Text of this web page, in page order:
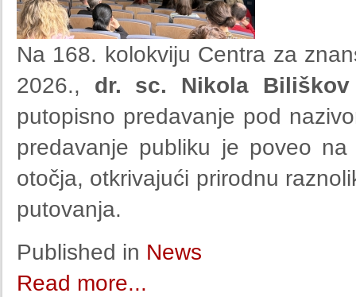
Na 168. kolokviju Centra za
2026., dr. sc. Nikola Biliškov
putopisno predavanje pod
predavanje publiku je poveo
otočja, otkrivajući prirodnu
putovanja.
Published in News
Read more...